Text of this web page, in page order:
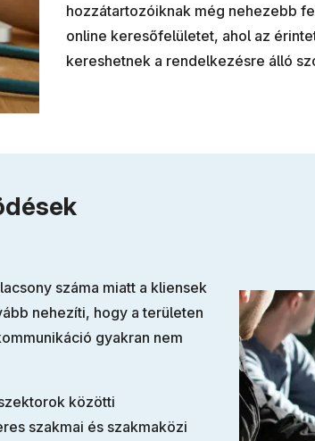
hozzátartozóiknak még nehezebb
online keresőfelületet, ahol az
kereshetnek a rendelkezésre álló
száma miatt a kliensek
nehezíti, hogy a területen
gyakran nem
közötti
szakmai és szakmaközi